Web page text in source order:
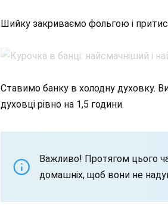
Шийку закриваємо фольгою і
Ставимо банку в холодну духовку.
духовці рівно на 1,5 години.
Важливо! Протягом цього
домашніх, щоб вони не